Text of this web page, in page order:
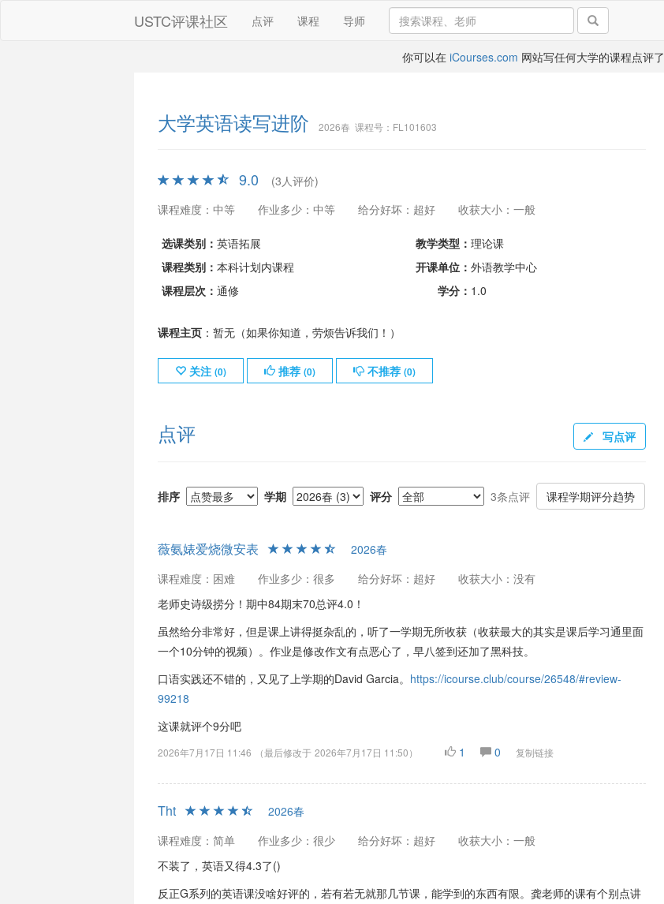
USTC评课社区 点评 课程 导师
你可以在 iCourses.com 网站写任何大学的课程点评了
大学英语读写进阶 2026春 课程号：FL101603
9.0
(3人评价)
课程难度：中等
作业多少：中等 给分好坏：超好 收获大小：一般
选课类别： 英语拓展 教学类型： 理论课
课程类别： 本科计划内课程 开课单位： 外语教学中心
课程层次： 通修 学分： 1.0
课程主页：暂无（如果你知道，劳烦告诉我们！）
关注 (0) 推荐 (0) 不推荐 (0)
点评 写点评
排序 学期 评分 3条点评 课程学期评分趋势
薇氨婊爱烧微安表
2026春
课程难度：困难
作业多少：很多 给分好坏：超好
收获大小：没有
老师史诗级捞分！期中84期末70总评4.0！
虽然给分非常好，但是课上讲得挺杂乱的，听了一学期无所收获（收获最大的其实是课后学习通里面
一个10分钟的视频）。作业是修改作文有点恶心了，早八签到还加了黑科技。
口语实践还不错的，又见了上学期的David Garcia。 https://icourse.club/course/26548/#review-
99218
这课就评个9分吧
2026年7月17日 11:46 （最后修改于 2026年7月17日 11:50） 1 0 复制链接
Tht
2026春
课程难度：简单
作业多少：很少 给分好坏：超好
收获大小：一般
不装了，英语又得4.3了()
反正G系列的英语课没啥好评的，若有若无就那几节课，能学到的东西有限。龚老师的课有个别点讲